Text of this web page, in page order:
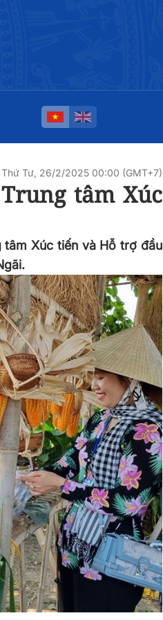
Thứ Tư, 26/2/2025 00:00 (GMT+7)
tâm Xúc
tâm Xúc tiến và Hỗ trợ đầu